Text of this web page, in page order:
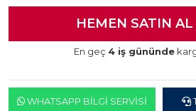
En geç 4 iş gününde
WHATSAPP BILGI SERVISI